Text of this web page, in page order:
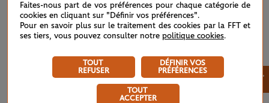
Faites-nous part de vos préférences pour chaque catégorie de
cookies en cliquant sur "Définir vos préférences".
Pour en savoir plus sur le traitement des cookies par la FFT et
ses tiers, vous pouvez consulter notre politique cookies.
TOUT
REFUSER
DÉFINIR VOS
PRÉFÉRENCES
TOUT
ACCEPTER